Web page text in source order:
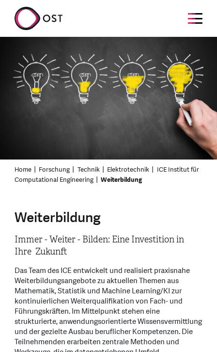
Home Forschung Technik Elektrotechnik
ICE Institut für
Computational Engineering
Weiterbildung
Weiterbildung
Immer - Weiter - Bilden: Eine Investition in
Ihre Zukunft
Das Team des ICE entwickelt und realisiert praxisnahe
Weiterbildungsangebote zu aktuellen Themen aus
Mathematik, Statistik und Machine Learning/KI zur
kontinuierlichen Weiterqualifikation von Fach- und
Führungskräften. Im Mittelpunkt stehen eine
strukturierte, anwendungsorientierte Wissensvermittlung
und der gezielte Ausbau beruflicher Kompetenzen. Die
Teilnehmenden erarbeiten zentrale Methoden und